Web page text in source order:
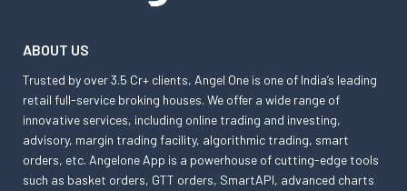
ABOUT US
Trusted by over 3.5 Cr+ clients, Angel One is one of India’s leading
retail full-service broking houses. We offer a wide range of
innovative services, including online trading and investing,
advisory, margin trading facility, algorithmic trading, smart
orders, etc. Angelone App is a powerhouse of cutting-edge tools
such as basket orders, GTT orders, SmartAPI, advanced charts